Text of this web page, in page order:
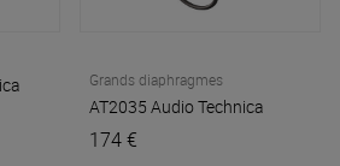
Grands diaphragmes
AT2035 Audio Technica
174 €